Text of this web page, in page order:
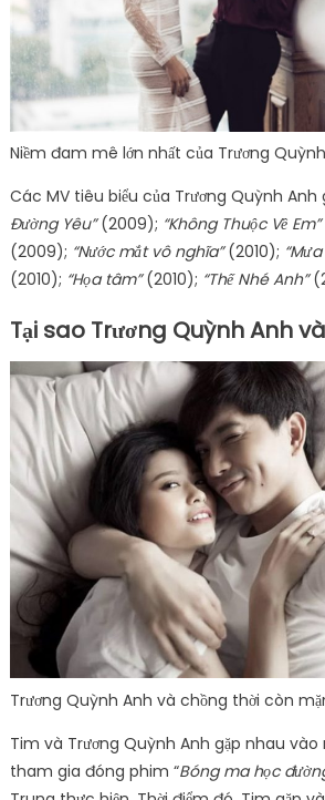
Niềm đam mê lớn nhất của Trương
Các MV tiêu biểu của Trương Quỳnh Anh
Đường Yêu”(2009); “Không Thuộc Về Em”
(2009); “Nước mắt vô nghĩa”(2010);
(2010); “Họa tâm”(2010); “Thế Nhé Anh”
Tại sao Trương Quỳnh Anh
Trương Quỳnh Anh và chồng thời còn
Tim và Trương Quỳnh Anh gặp nhau vào
tham gia đóng phim “Bóng ma học